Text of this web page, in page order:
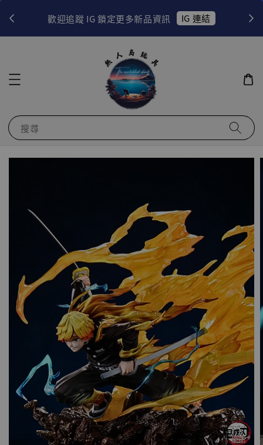
歡迎追蹤 IG 鎖定更多新品資訊 IG 連結
搜尋